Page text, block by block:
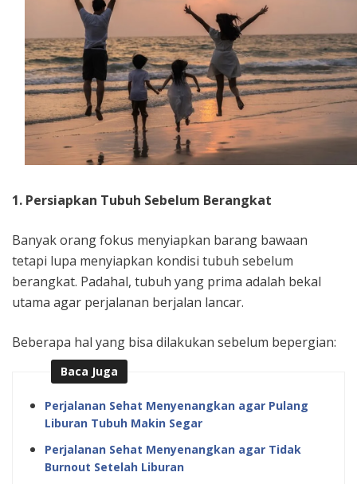
1. Persiapkan Tubuh Sebelum Berangkat
Banyak orang fokus menyiapkan barang bawaan
tetapi lupa menyiapkan kondisi tubuh sebelum
berangkat. Padahal, tubuh yang prima adalah bekal
utama agar perjalanan berjalan lancar.
Beberapa hal yang bisa dilakukan sebelum bepergian:
Baca Juga
Perjalanan Sehat Menyenangkan agar Pulang
Liburan Tubuh Makin Segar
Perjalanan Sehat Menyenangkan agar Tidak
Burnout Setelah Liburan